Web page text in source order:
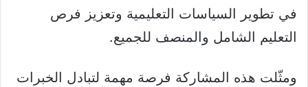
في تطوير السياسات التعليمية وتعزيز فرص
التعليم الشامل والمنصف للجميع.
ومثّلت هذه المشاركة فرصة مهمة لتبادل الخبرات